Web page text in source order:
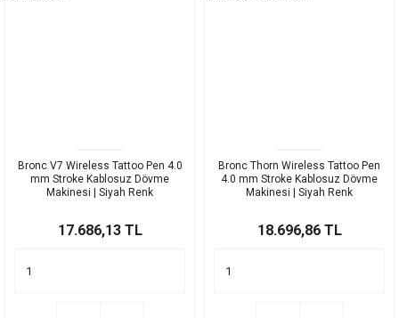
Bronc V7 Wireless Tattoo Pen 4.0
mm Stroke Kablosuz Dövme
Makinesi | Siyah Renk
17.686,13 TL
Bronc Thorn Wireless Tattoo Pen
4.0 mm Stroke Kablosuz Dövme
Makinesi | Siyah Renk
18.696,86 TL